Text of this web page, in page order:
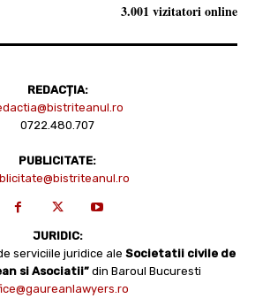
3.001 vizitatori online
REDACȚIA:
0722.480.707
PUBLICITATE:
JURIDIC:
serviciile juridice ale Societatii civile de
si Asociatii” din Baroul Bucuresti